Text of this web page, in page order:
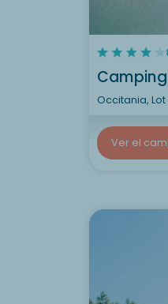
Occitania, Lot
Ver el